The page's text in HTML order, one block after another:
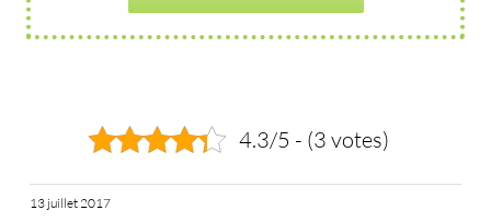
4.3/5 - (3 votes)
13 juillet 2017